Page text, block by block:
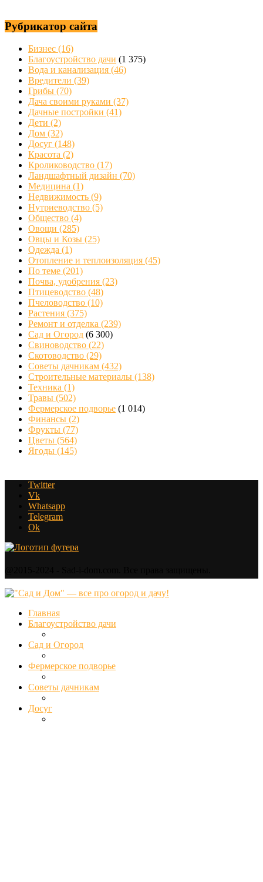
Рубрикатор сайта
Бизнес (16)
Благоустройство дачи (1 375)
Вода и канализация (46)
Вредители (39)
Грибы (70)
Дача своими руками (37)
Дачные постройки (41)
Дети (2)
Дом (32)
Досуг (148)
Красота (2)
Кролиководство (17)
Ландшафтный дизайн (70)
Медицина (1)
Недвижимость (9)
Нутриеводство (5)
Общество (4)
Овощи (285)
Овцы и Козы (25)
Одежда (1)
Отопление и теплоизоляция (45)
По теме (201)
Почва, удобрения (23)
Птицеводство (48)
Пчеловодство (10)
Растения (375)
Ремонт и отделка (239)
Сад и Огород (6 300)
Свиноводство (22)
Скотоводство (29)
Советы дачникам (432)
Строительные материалы (138)
Техника (1)
Травы (502)
Фермерское подворье (1 014)
Финансы (2)
Фрукты (77)
Цветы (564)
Ягоды (145)
Twitter
Vk
Whatsapp
Telegram
Ok
Главная
Благоустройство дачи
Сад и Огород
Фермерское подворье
Советы дачникам
Досуг